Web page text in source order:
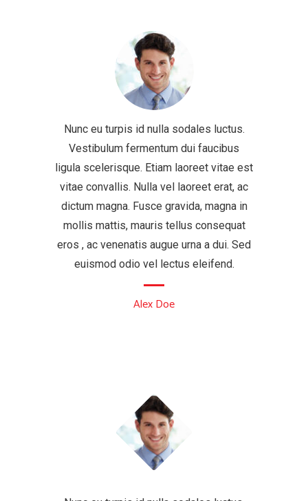
Nunc eu turpis id nulla sodales luctus.
Vestibulum fermentum dui faucibus
ligula scelerisque. Etiam laoreet vitae est
vitae convallis. Nulla vel laoreet erat, ac
dictum magna. Fusce gravida, magna in
mollis mattis, mauris tellus consequat
eros , ac venenatis augue urna a dui. Sed
euismod odio vel lectus eleifend.
Alex Doe